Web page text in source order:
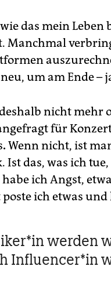
das mein
Manchmal
um am Ende –
nicht mehr
für
. Wenn nicht, ist
Ist das, was ich
ich Angst,
ich etwas
werden
In­flu­en­ce­r*in